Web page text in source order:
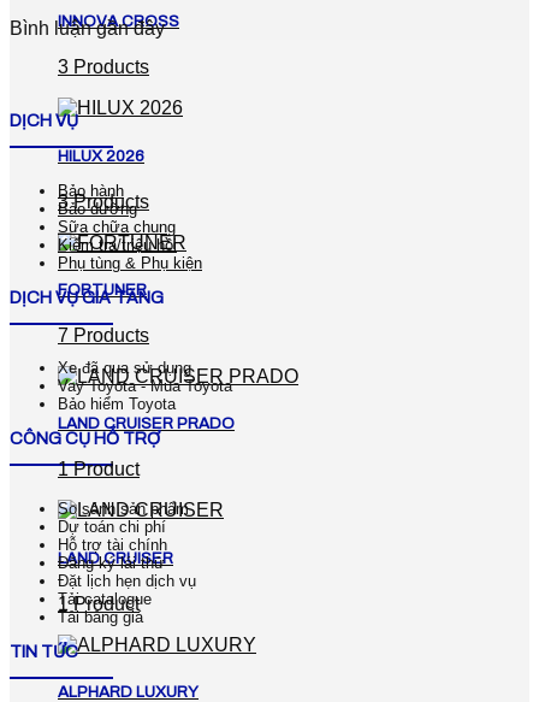
INNOVA CROSS
3 Products
HILUX 2026
3 Products
FORTUNER
7 Products
LAND CRUISER PRADO
1 Product
LAND CRUISER
1 Product
ALPHARD LUXURY
Bình luận gần đây
DỊCH VỤ
Bảo hành
Bảo dưỡng
Sữa chữa chung
Kiểm tra/triệu hồi
Phụ tùng & Phụ kiện
DỊCH VỤ GIA TĂNG
Xe đã qua sử dụng
Vay Toyota - Mua Toyota
Bảo hiểm Toyota
CÔNG CỤ HỖ TRỢ
So sánh sản phẩm
Dự toán chi phí
Hỗ trợ tài chính
Đăng ký lái thử
Đặt lịch hẹn dịch vụ
Tải catalogue
Tải bảng giá
TIN TỨC